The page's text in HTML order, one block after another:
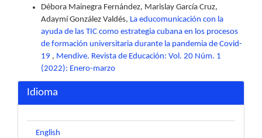
Débora Mainegra Fernández, Marislay García Cruz,
Adaymí González Valdés, La educomunicación con la
ayuda de las TIC como estrategia cubana en los procesos
de formación universitaria durante la pandemia de Covid-
19 , Mendive. Revista de Educación: Vol. 20 Núm. 1
(2022): Enero-marzo
Idioma
English